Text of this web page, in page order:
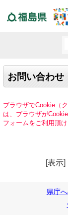
お問い合わせ
ブラウザでCookie（
は、ブラウザが
フォームをご利用頂け
[表示]
県庁